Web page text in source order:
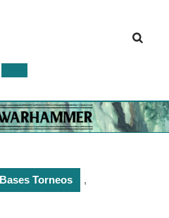
de
apertura
Bases Torneos ,